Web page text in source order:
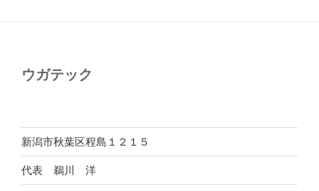
ウガテック
新潟市秋葉区程島１２１５
代表 鵜川 洋